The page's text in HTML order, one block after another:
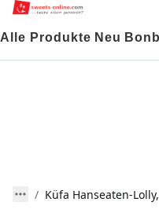
Alle Produkte Neu
Küfa Hanseaten-